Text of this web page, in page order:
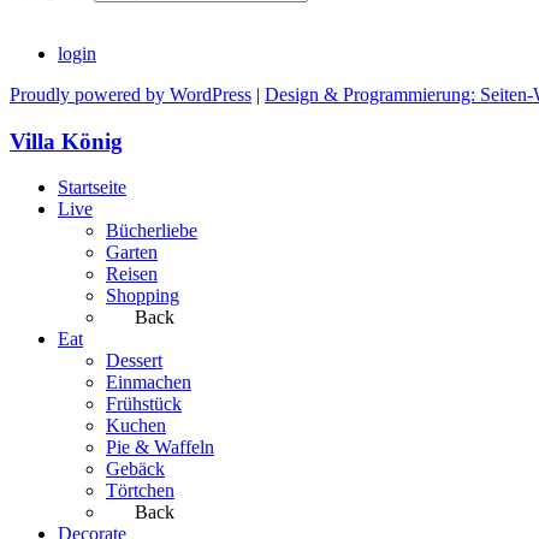
login
Proudly powered by WordPress | Design & Programmierung: Seiten-
Villa König
Startseite
Live
Bücherliebe
Garten
Reisen
Shopping
Back
Eat
Dessert
Einmachen
Frühstück
Kuchen
Pie & Waffeln
Gebäck
Törtchen
Back
Decorate